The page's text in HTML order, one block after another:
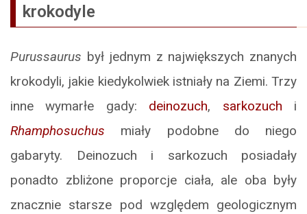
krokodyle
Purussaurus był jednym z największych znanych
krokodyli, jakie kiedykolwiek istniały na Ziemi. Trzy
inne wymarłe gady: deinozuch, sarkozuch i
Rhamphosuchus miały podobne do niego
gabaryty. Deinozuch i sarkozuch posiadały
ponadto zbliżone proporcje ciała, ale oba były
znacznie starsze pod względem geologicznym